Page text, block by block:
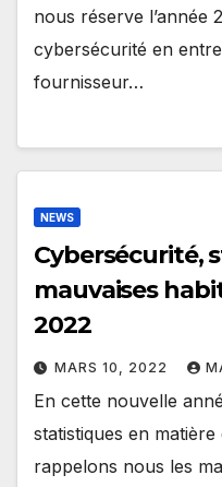
nous réserve l’année
cybersécurité en
fournisseur…
NEWS
Cybersécurité,
mauvaises
2022
MARS 10, 2022
En cette nouvelle
statistiques en
rappelons nous les